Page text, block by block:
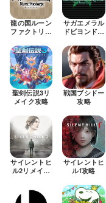
龍の国ルーン
ファクトリー
サガエメラル
ドビヨンド攻
聖剣伝説3リ
メイク攻略
戦国ブシドー
攻略
サイレントヒ
ル2リメイク
サイレントヒ
ルf攻略